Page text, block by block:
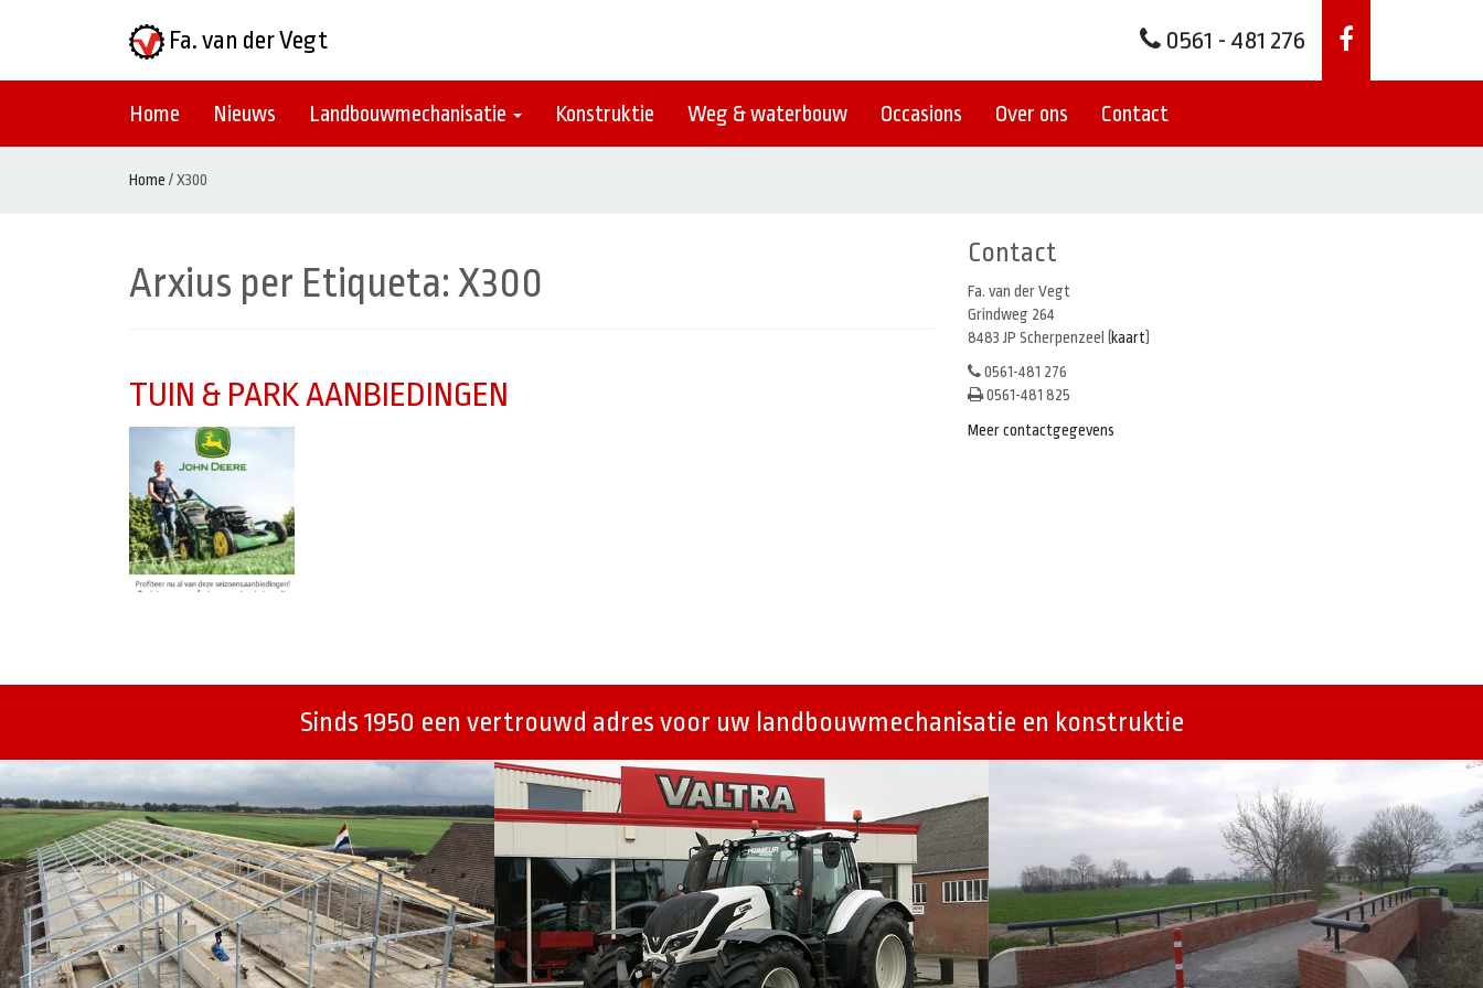
Fa. van der Vegt 0561 - 481 276
Home Nieuws Landbouwmechanisatie Konstruktie Weg & waterbouw Occasions Over ons Contact
Home /X300
Arxius per Etiqueta: X300
TUIN & PARK AANBIEDINGEN
Contact
Fa. van der Vegt
Grindweg 264
8483 JP Scherpenzeel (
kaart
0561-481 276
0561-481 825
Meer contactgegevens
Sinds 1950 een vertrouwd adres voor uw landbouwmechanisatie en konstruktie